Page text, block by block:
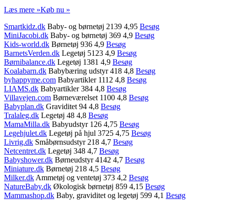
Læs mere »Køb nu »
Smartkidz.dk Baby- og børnetøj 2139 4,95 Besøg
MiniJacobi.dk Baby- og børnetøj 369 4,9 Besøg
Kids-world.dk Børnetøj 936 4,9 Besøg
BarnetsVerden.dk Legetøj 5123 4,9 Besøg
Børnibalance.dk Legetøj 1381 4,9 Besøg
Koalabarn.dk Babybæring udstyr 418 4,8 Besøg
byhappyme.com Babyartikler 1112 4,8 Besøg
LIAMS.dk Babyartikler 384 4,8 Besøg
Villavejen.com Børneværelset 1100 4,8 Besøg
Babyplan.dk Graviditet 94 4,8 Besøg
Tralaleg.dk Legetøj 48 4,8 Besøg
MamaMilla.dk Babyudstyr 126 4,75 Besøg
Legehjulet.dk Legetøj på hjul 3725 4,75 Besøg
Livrig.dk Småbørnsudstyr 218 4,7 Besøg
Netcentret.dk Legetøj 348 4,7 Besøg
Babyshower.dk Børneudstyr 4142 4,7 Besøg
Miniature.dk Børnetøj 218 4,5 Besøg
Milker.dk Ammetøj og ventetøj 373 4,2 Besøg
NatureBaby.dk Økologisk børnetøj 859 4,15 Besøg
Mammashop.dk Baby, graviditet og legetøj 599 4,1 Besøg